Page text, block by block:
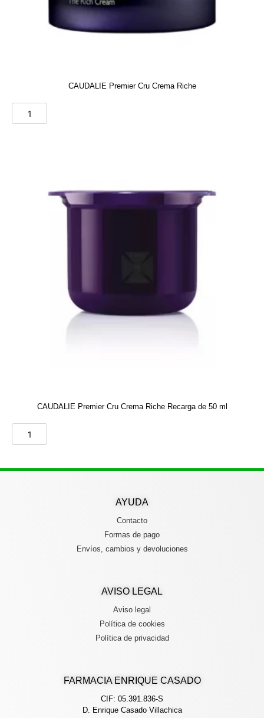
CAUDALIE Premier Cru Crema Riche
CAUDALIE Premier Cru Crema Riche Recarga de 50 ml
FARMACIA ENRIQUE CASADO
CIF: 05.391.836-S
D. Enrique Casado Villachica
AVISO LEGAL
Aviso legal
Política de cookies
Política de privacidad
AYUDA
Contacto
Formas de pago
Envíos, cambios y devoluciones